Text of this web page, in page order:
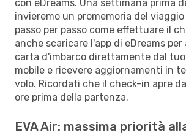
con eDreams. Una settimana prima
invieremo un promemoria del
passo per passo come effettuare il
anche scaricare l'app di eDreams per
carta d'imbarco direttamente dal
mobile e ricevere aggiornamenti in
volo. Ricordati che il check-in apre
ore prima della partenza.
EVA Air: massima priorità